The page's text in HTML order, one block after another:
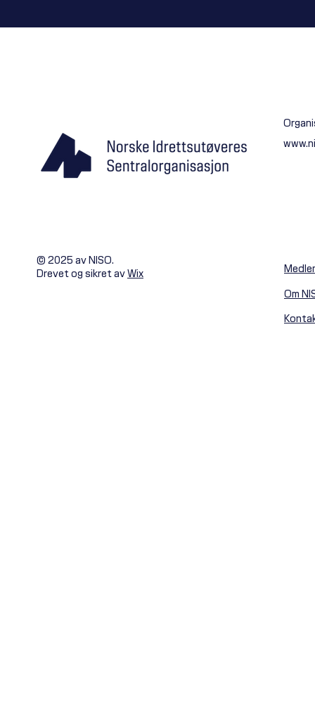
© 2025 av NISO.
Drevet og sikret avWix
Om